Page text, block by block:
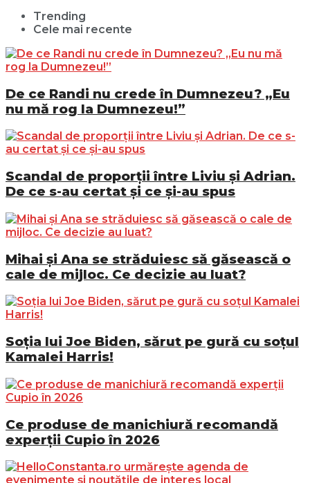
Trending
Cele mai recente
De ce Randi nu crede în Dumnezeu? „Eu
nu mă rog la Dumnezeu!”
Scandal de proporții între Liviu și Adrian.
De ce s-au certat și ce și-au spus
Mihai și Ana se străduiesc să găsească o
cale de mijloc. Ce decizie au luat?
Soția lui Joe Biden, sărut pe gură cu soțul
Kamalei Harris!
Ce produse de manichiură recomandă
experții Cupio în 2026